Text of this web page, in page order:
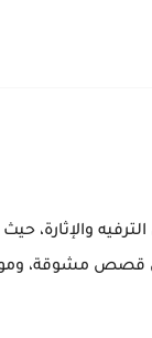
والإثارة،
قصص مشوقة،